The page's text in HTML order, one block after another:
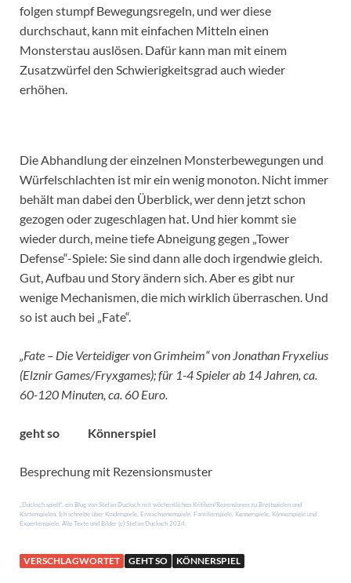
folgen stumpf Bewegungsregeln, und wer diese
durchschaut, kann mit einfachen Mitteln einen
Monsterstau auslösen. Dafür kann man mit einem
Zusatzwürfel den Schwierigkeitsgrad auch wieder
erhöhen.
Die Abhandlung der einzelnen Monsterbewegungen und
Würfelschlachten ist mir ein wenig monoton. Nicht immer
behält man dabei den Überblick, wer denn jetzt schon
gezogen oder zugeschlagen hat. Und hier kommt sie
wieder durch, meine tiefe Abneigung gegen „Tower
Defense“-Spiele: Sie sind dann alle doch irgendwie gleich.
Gut, Aufbau und Story ändern sich. Aber es gibt nur
wenige Mechanismen, die mich wirklich überraschen. Und
so ist auch bei „Fate“.
„Fate – Die Verteidiger von Grimheim“ von Jonathan Fryxelius
(Elznir Games/Fryxgames); für 1-4 Spieler ab 14 Jahren, ca.
60-120 Minuten, ca. 60 Euro.
geht so Könnerspiel
Besprechung mit Rezensionsmuster
„Ducksch spielt“, ein Blog von Stefan Ducksch mit wöchentlichen Kritiken/Rezensionen zu Brettspielen und
Kartenspielen. Ich schreibe über Kinderspiele, Erwachsenenspiele, Familienspiele, Kennerspiele, Könnerspiele und
Expertenspiele. Alle Texte und Bilder (c) Stefan Ducksch 2024.
VERSCHLAGWORTET GEHT SO KÖNNERSPIEL